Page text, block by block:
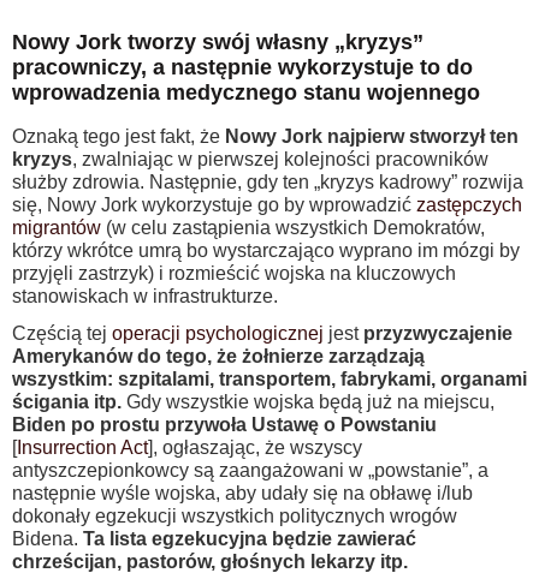
Nowy Jork tworzy swój własny „kryzys”
pracowniczy, a następnie wykorzystuje to do
wprowadzenia medycznego stanu wojennego
Oznaką tego jest fakt, że Nowy Jork najpierw stworzył ten
kryzys, zwalniając w pierwszej kolejności pracowników
służby zdrowia. Następnie, gdy ten „kryzys kadrowy” rozwija
się, Nowy Jork wykorzystuje go by wprowadzić zastępczych
migrantów (w celu zastąpienia wszystkich Demokratów,
którzy wkrótce umrą bo wystarczająco wyprano im mózgi by
przyjęli zastrzyk) i rozmieścić wojska na kluczowych
stanowiskach w infrastrukturze.
Częścią tej operacji psychologicznej jest przyzwyczajenie
Amerykanów do tego, że żołnierze zarządzają
wszystkim: szpitalami, transportem, fabrykami, organami
ścigania itp. Gdy wszystkie wojska będą już na miejscu,
Biden po prostu przywoła Ustawę o Powstaniu
[Insurrection Act], ogłaszając, że wszyscy
antyszczepionkowcy są zaangażowani w „powstanie”, a
następnie wyśle wojska, aby udały się na obławę i/lub
dokonały egzekucji wszystkich politycznych wrogów
Bidena. Ta lista egzekucyjna będzie zawierać
chrześcijan, pastorów, głośnych lekarzy itp.